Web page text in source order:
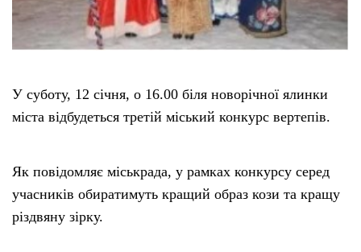
Тендери
Контакти
Підтримати «місцевих»
У суботу, 12 січня, о 16.00 біля новорічної ялинки
міста відбудеться третій міський конкурс вертепів.
Як повідомляє міськрада, у рамках конкурсу серед
учасників обиратимуть кращий образ кози та кращу
різдвяну зірку.